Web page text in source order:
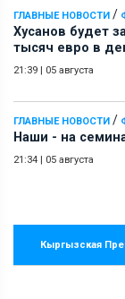
ГЛАВНЫЕ НОВОСТИ /
Хусанов будет
тысяч евро в
21:39 | 05 августа
ГЛАВНЫЕ НОВОСТИ /
Наши - на
21:34 | 05 августа
Кыргызская